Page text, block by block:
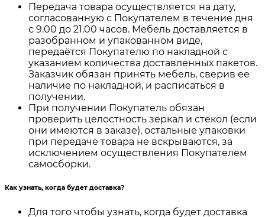
Передача товара осуществляется на дату,
согласованную с Покупателем в течение дня
с 9.00 до 21.00 часов. Мебель доставляется в
разобранном и упакованном виде,
передаётся Покупателю по накладной с
указанием количества доставленных пакетов.
Заказчик обязан принять мебель, сверив ее
наличие по накладной, и расписаться в
получении.
При получении Покупатель обязан
проверить целостность зеркал и стекол (если
они имеются в заказе), остальные упаковки
при передаче товара не вскрываются, за
исключением осуществления Покупателем
самосборки.
Как узнать, когда будет доставка?
Для того чтобы узнать, когда будет доставка